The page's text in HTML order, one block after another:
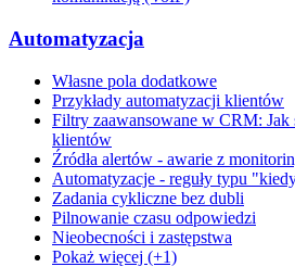
Automatyzacja
Własne pola dodatkowe
Przykłady automatyzacji klientów
Filtry zaawansowane w CRM: Jak
klientów
Źródła alertów - awarie z
Automatyzacje - reguły typu
Zadania cykliczne bez dubli
Pilnowanie czasu odpowiedzi
Nieobecności i zastępstwa
Pokaż więcej (+1)